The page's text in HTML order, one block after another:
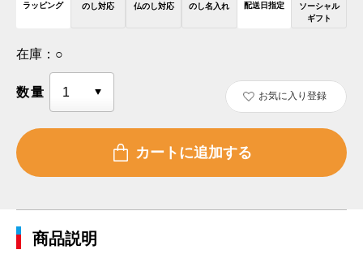
ラッピング のし対応 仏のし対応 のし名入れ 配送日指定
ソーシャル
ギフト
在庫： ○
数量 お気に入り登録
商品説明